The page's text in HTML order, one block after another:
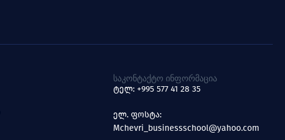
ᲡᲐᲙᲝᲜᲢᲐᲥᲢᲝ ᲘᲜᲤᲝᲠᲛᲐᲪᲘᲐ
ტელ: +995 577 41 28 35
ელ. ფოსტა:
Mchevri_businessschool@yahoo.com